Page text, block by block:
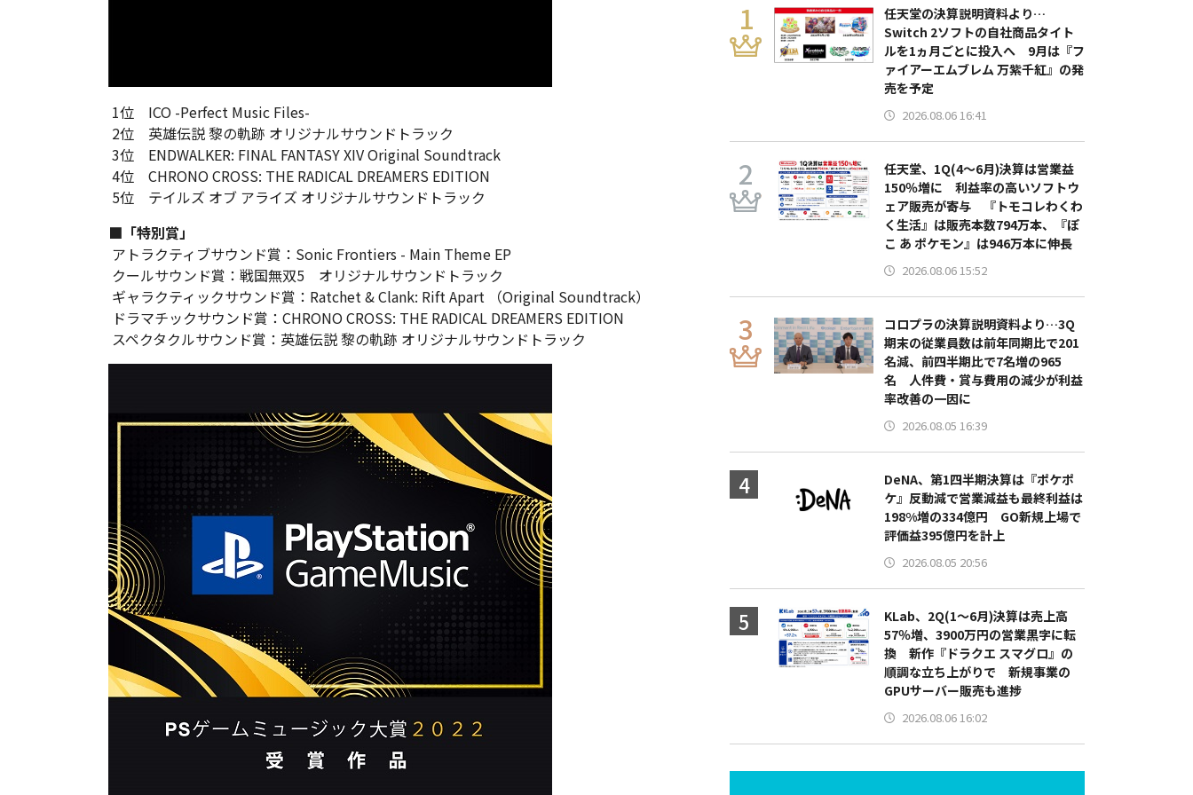
1位 ICO -Perfect Music Files-
2位 英雄伝説 黎の軌跡 オリジナルサウンドトラック
3位 ENDWALKER: FINAL FANTASY XIV Original Soundtrack
4位 CHRONO CROSS: THE RADICAL DREAMERS EDITION
5位 テイルズ オブ アライズ オリジナルサウンドトラック
■「特別賞」
アトラクティブサウンド賞：Sonic Frontiers - Main Theme EP
クールサウンド賞：戦国無双5 オリジナルサウンドトラック
ギャラクティックサウンド賞：Ratchet & Clank: Rift Apart （Original Soundtrack）
ドラマチックサウンド賞：CHRONO CROSS: THE RADICAL DREAMERS EDITION
スペクタクルサウンド賞：英雄伝説 黎の軌跡 オリジナルサウンドトラック
任天堂の決算説明資料より…
Switch 2ソフトの自社商品タイト
ルを1ヵ月ごとに投入へ 9月は『フ
ァイアーエムブレム 万紫千紅』の発
売を予定
2026.08.06 16:41
任天堂、1Q(4～6月)決算は営業益
150％増に 利益率の高いソフトウ
ェア販売が寄与 『トモコレわくわ
く生活』は販売本数794万本、『ぽ
こ あ ポケモン』は946万本に伸長
2026.08.06 15:52
コロプラの決算説明資料より…3Q
期末の従業員数は前年同期比で201
名減、前四半期比で7名増の965
名 人件費・賞与費用の減少が利益
率改善の一因に
2026.08.05 16:39
DeNA、第1四半期決算は『ポケポ
ケ』反動減で営業減益も最終利益は
198%増の334億円 GO新規上場で
評価益395億円を計上
2026.08.05 20:56
KLab、2Q(1～6月)決算は売上高
57％増、3900万円の営業黒字に転
換 新作『ドラクエ スマグロ』の
順調な立ち上がりで 新規事業の
GPUサーバー販売も進捗
2026.08.06 16:02